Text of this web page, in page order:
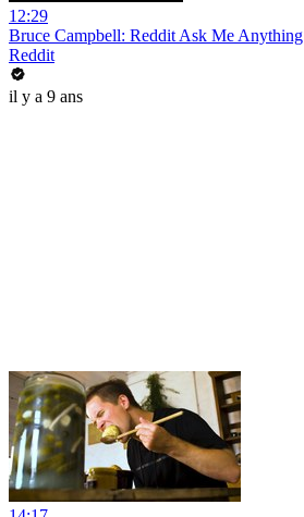
12:29
Bruce Campbell: Reddit Ask Me Anything
Reddit
il y a 9 ans